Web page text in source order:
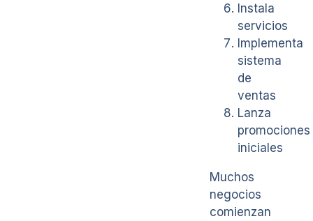
Instala
servicios
Implementa
sistema
de
ventas
Lanza
promociones
iniciales
Muchos
negocios
comienzan